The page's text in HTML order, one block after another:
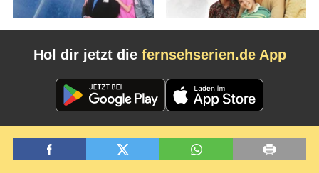
Hol dir jetzt die fernsehserien.de App